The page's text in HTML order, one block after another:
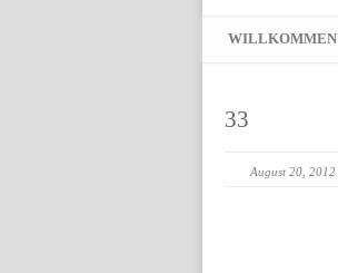
WILLKOMMEN
33
August 20, 2012